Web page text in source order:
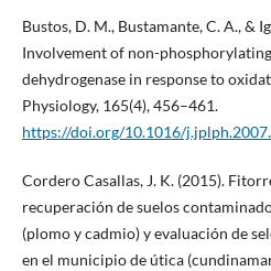
Bustos, D. M., Bustamante, C. A., &
Involvement of non-
dehydrogenase in response to
Physiology, 165(4), 456–461.
https://doi.org/10.1016/
Cordero Casallas, J. K. (2015).
recuperación de suelos
(plomo y cadmio) y evaluación de
en el municipio de útica